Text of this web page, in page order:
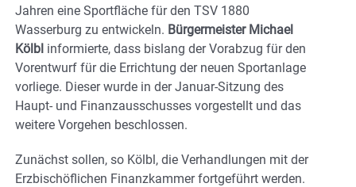
Jahren eine Sportfläche für den TSV 1880
Wasserburg zu entwickeln. Bürgermeister Michael
Kölbl informierte, dass bislang der Vorabzug für den
Vorentwurf für die Errichtung der neuen Sportanlage
vorliege. Dieser wurde in der Januar-Sitzung des
Haupt- und Finanzausschusses vorgestellt und das
weitere Vorgehen beschlossen.
Zunächst sollen, so Kölbl, die Verhandlungen mit der
Erzbischöflichen Finanzkammer fortgeführt werden.